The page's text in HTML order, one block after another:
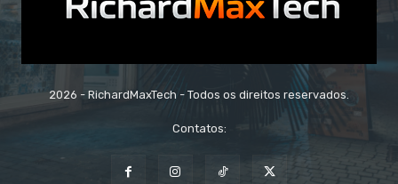
2026 - RichardMaxTech - Todos os direitos reservados.
Contatos: